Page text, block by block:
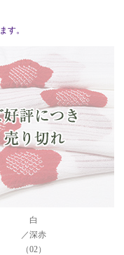
す。
白
／深赤
（02）